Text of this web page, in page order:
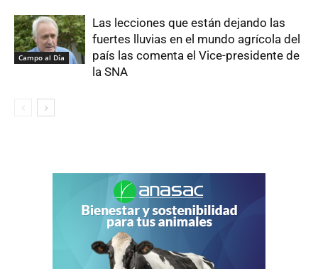
Campo al Día
Las lecciones que están dejando las
fuertes lluvias en el mundo agrícola del
país las comenta el Vice-presidente de
la SNA